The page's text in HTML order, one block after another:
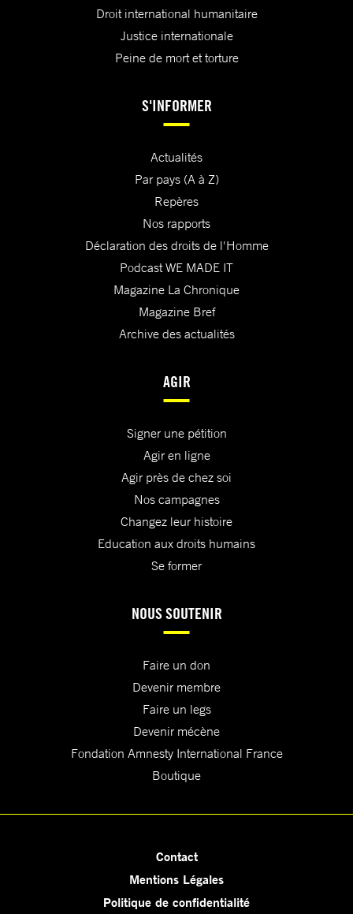
Droit international humanitaire
Justice internationale
Peine de mort et torture
S'INFORMER
Actualités
Par pays (A à Z)
Repères
Nos rapports
Déclaration des droits de l'Homme
Podcast WE MADE IT
Magazine La Chronique
Magazine Bref
Archive des actualités
AGIR
Signer une pétition
Agir en ligne
Agir près de chez soi
Nos campagnes
Changez leur histoire
Education aux droits humains
Se former
NOUS SOUTENIR
Faire un don
Devenir membre
Faire un legs
Devenir mécène
Fondation Amnesty International France
Boutique
Contact
Mentions Légales
Politique de confidentialité